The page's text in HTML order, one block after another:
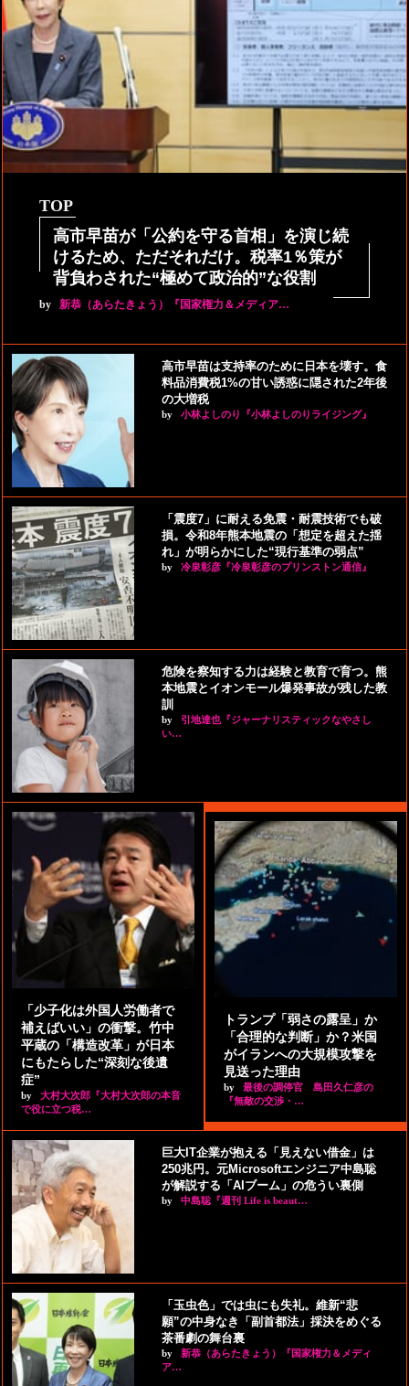
TOP
高市早苗が「公約を守る首相」を演じ続
けるため、ただそれだけ。税率1％策が
背負わされた“極めて政治的”な役割
by 新恭（あらたきょう）『国家権力＆メディア…
高市早苗は支持率のために日本を壊す。食
料品消費税1%の甘い誘惑に隠された2年後
の大増税
by 小林よしのり『小林よしのりライジング』
「震度7」に耐える免震・耐震技術でも破
損。令和8年熊本地震の「想定を超えた揺
れ」が明らかにした“現行基準の弱点”
by 冷泉彰彦『冷泉彰彦のプリンストン通信』
危険を察知する力は経験と教育で育つ。熊
本地震とイオンモール爆発事故が残した教
訓
by
引地達也『ジャーナリスティックなやさし
い…
「少子化は外国人労働者で
補えばいい」の衝撃。竹中
平蔵の「構造改革」が日本
にもたらした“深刻な後遺
症”
by
大村大次郎『大村大次郎の本音
で役に立つ税…
トランプ「弱さの露呈」か
「合理的な判断」か？米国
がイランへの大規模攻撃を
見送った理由
by
最後の調停官 島田久仁彦の
『無敵の交渉・…
巨大IT企業が抱える「見えない借金」は
250兆円。元Microsoftエンジニア中島聡
が解説する「AIブーム」の危うい裏側
by 中島聡『週刊 Life is beaut…
「玉虫色」では虫にも失礼。維新“悲
願”の中身なき「副首都法」採決をめぐる
茶番劇の舞台裏
by
新恭（あらたきょう）『国家権力＆メディ
ア…